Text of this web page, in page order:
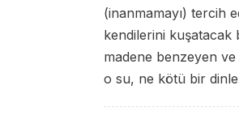
(inanmamayı) tercih
kendilerini kuşatacak
madene benzeyen
o su, ne kötü bir